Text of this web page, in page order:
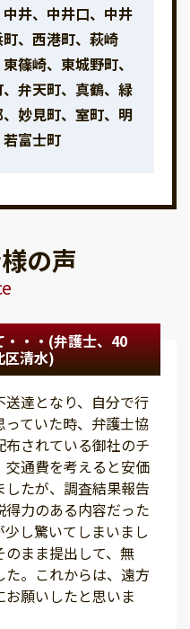
井、中井口、中井
、西港町、萩崎
篠崎、東城野町、
弁天町、真鶴、緑
妙見町、室町、明
富士町
の声
・・(弁護士、40
区清水)
送達となり、自分で行
っていた時、弁護士協
布されている御社のチ
交通費を考えると安価
したが、調査結果報告
力のある内容だった
し驚いてしまいまし
のまま提出して、無
た。これからは、遠方
願いしたと思いま